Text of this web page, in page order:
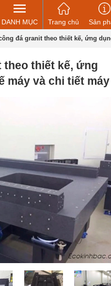
DANH MỤC Trang chủ Sản
đá granit theo thiết kế, ứng
theo thiết kế, ứng
máy và chi tiết máy